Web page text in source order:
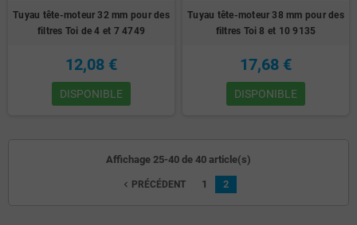
Tuyau tête-moteur 32 mm pour des
filtres Toi de 4 et 7 4749
12,08 €
DISPONIBLE
Tuyau tête-moteur 38 mm pour des
filtres Toi 8 et 10 9135
17,68 €
DISPONIBLE
Affichage 25-40 de 40 article(s)
navigate_before PRÉCÉDENT 1 2